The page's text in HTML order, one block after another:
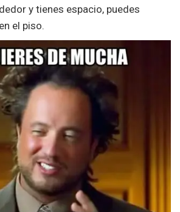
y tienes espacio, puedes
el piso.